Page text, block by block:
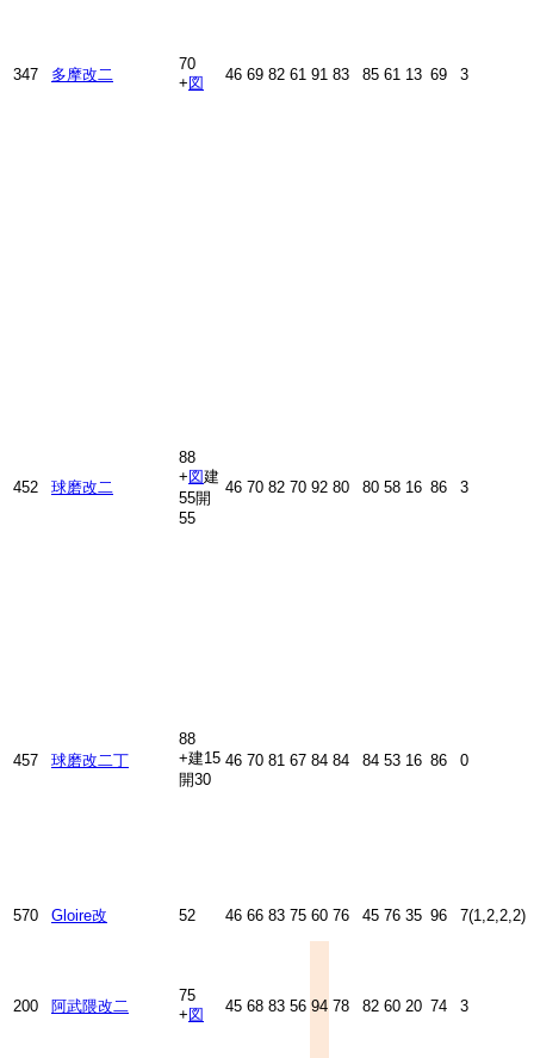
347 多摩改二
70
+ 図 46 69 82 61 91 83 85 61 13 69 3
452 球磨改二
88
+ 図建
55開
55
46 70 82 70 92 80 80 58 16 86 3
457 球磨改二丁
88
+建15
開30
46 70 81 67 84 84 84 53 16 86 0
570 Gloire改 52 46 66 83 75 60 76 45 76 35 96 7(1,2,2,2)
200 阿武隈改二
75
+ 図 45 68 83 56 94 78 82 60 20 74 3